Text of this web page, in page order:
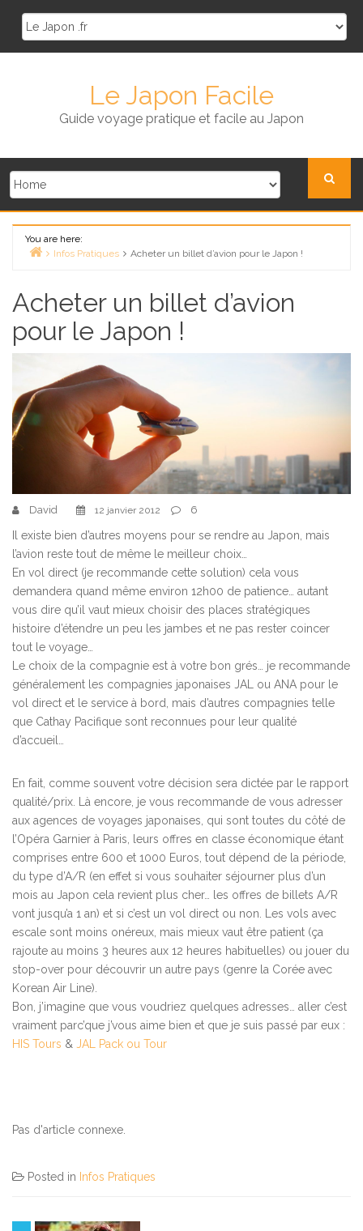
Le Japon Facile
Guide voyage pratique et facile au Japon
You are here:
Infos Pratiques Acheter un billet d’avion pour le Japon !
Acheter un billet d’avion
pour le Japon !
David 12 janvier 2012 6
Il existe bien d’autres moyens pour se rendre au Japon, mais
l’avion reste tout de même le meilleur choix…
En vol direct (je recommande cette solution) cela vous
demandera quand même environ 12h00 de patience… autant
vous dire qu’il vaut mieux choisir des places stratégiques
histoire d’étendre un peu les jambes et ne pas rester coincer
tout le voyage…
Le choix de la compagnie est à votre bon grés… je recommande
généralement les compagnies japonaises JAL ou ANA pour le
vol direct et le service à bord, mais d’autres compagnies telle
que Cathay Pacifique sont reconnues pour leur qualité
d’accueil…
En fait, comme souvent votre décision sera dictée par le rapport
qualité/prix. Là encore, je vous recommande de vous adresser
aux agences de voyages japonaises, qui sont toutes du côté de
l’Opéra Garnier à Paris, leurs offres en classe économique étant
comprises entre 600 et 1000 Euros, tout dépend de la période,
du type d’A/R (en effet si vous souhaiter séjourner plus d’un
mois au Japon cela revient plus cher… les offres de billets A/R
vont jusqu’a 1 an) et si c’est un vol direct ou non. Les vols avec
escale sont moins onéreux, mais mieux vaut être patient (ça
rajoute au moins 3 heures aux 12 heures habituelles) ou jouer du
stop-over pour découvrir un autre pays (genre la Corée avec
Korean Air Line).
Bon, j’imagine que vous voudriez quelques adresses… aller c’est
vraiment parc’que j’vous aime bien et que je suis passé par eux :
HIS Tours & JAL Pack ou Tour
Pas d'article connexe.
Posted in Infos Pratiques